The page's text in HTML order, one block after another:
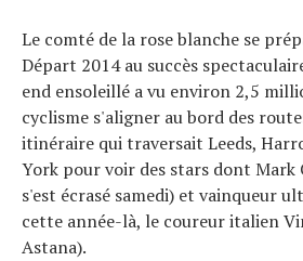
Le comté de la rose blanche se
Départ 2014 au succès
end ensoleillé a vu environ 2,5
cyclisme s'aligner au bord des
itinéraire qui traversait Leeds,
York pour voir des stars dont Mark
s'est écrasé samedi) et vainqueur
cette année-là, le coureur italien
Astana).